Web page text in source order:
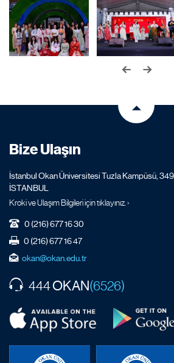
Bize Ulaşın
İstanbul Okan Üniversitesi Tuzla Kampüsü,
İSTANBUL
Kroki ve Ulaşım Bilgileri için tıklayınız. ›
0 (216) 677 16 30
0 (216) 677 16 47
okan@okan.edu.tr
444OKAN(6526)